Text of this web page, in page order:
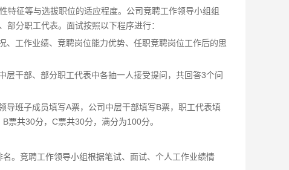
特征等与选拔职位的适应程度。公司竞聘工作领导小组组
分职工代表。面试按照以下程序进行：
工作业绩、竞聘岗位能力优势、任职竞聘岗位工作后的思
干部、部分职工代表中各抽一人接受提问，共回答3个问
班子成员填写A票，公司中层干部填写B票，职工代表填
票共30分，C票共30分，满分为100分。
。竞聘工作领导小组根据笔试、面试、个人工作业绩情